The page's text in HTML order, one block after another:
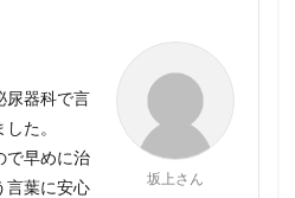
坂上さん
尿器科で言
た。
で早めに治
言葉に安心